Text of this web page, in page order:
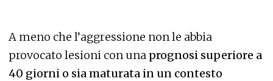
A meno che l’aggressione non le abbia
provocato lesioni con una prognosi superiore a
40 giorni o sia maturata in un contesto